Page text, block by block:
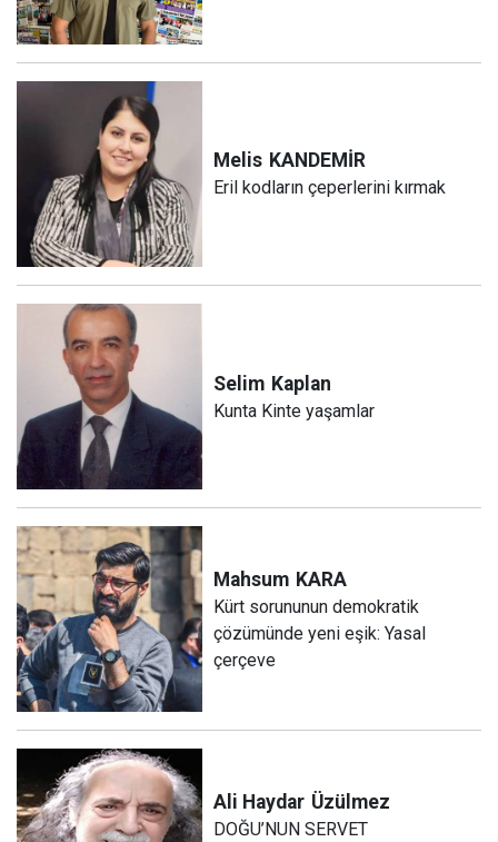
Melis KANDEMİR
Eril kodların çeperlerini kırmak
Selim Kaplan
Kunta Kinte yaşamlar
Mahsum KARA
Kürt sorununun demokratik
çözümünde yeni eşik: Yasal
çerçeve
Ali Haydar Üzülmez
DOĞU’NUN SERVET